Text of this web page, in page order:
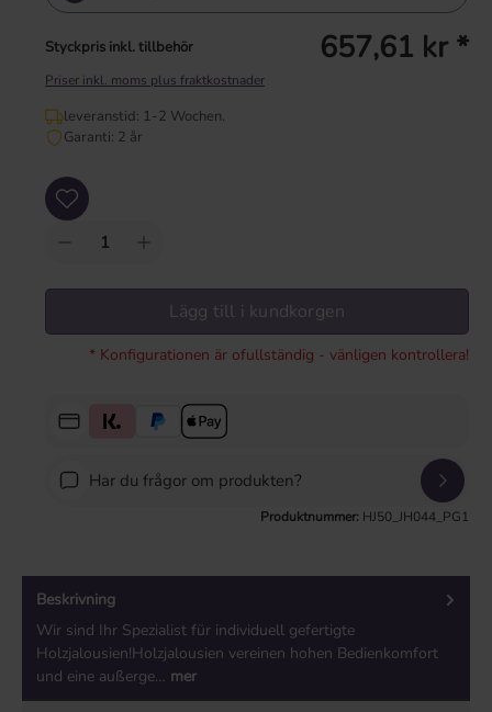
Styckpris inkl. tillbehör 657,61 kr *
Priser inkl. moms plus fraktkostnader
leveranstid: 1-2 Wochen.
Garanti: 2 år
Produktkvantitet: Ange önskat värde eller använd knapparna för att öka eller
Lägg till i kundkorgen
* Konfigurationen är ofullständig - vänligen kontrollera!
Har du frågor om produkten?
Produktnummer: HJ50_JH044_PG1
Beskrivning
Wir sind Ihr Spezialist für individuell gefertigte
Holzjalousien!Holzjalousien vereinen hohen Bedienkomfort
und eine außerge… mer